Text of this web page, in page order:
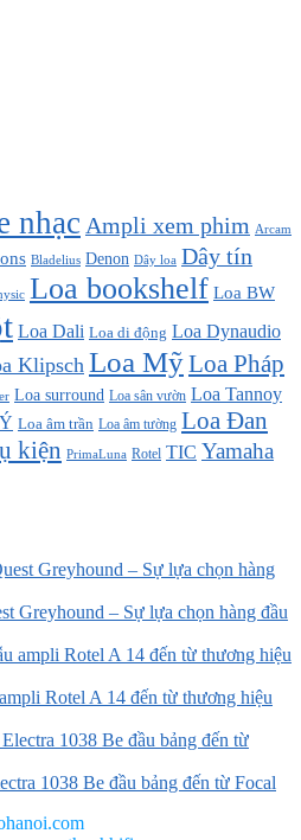
nhạc Ampli xem phim Arcam
Bladelius Denon Dây loa Dây tín
Loa bookshelf Loa BW
Loa Dali Loa di động Loa Dynaudio
Klipsch Loa MỹLoa Pháp
Loa surround Loa sân vườn Loa Tannoy
Loa âm trần Loa âm tường Loa Đan
kiện PrimaLuna Rotel TIC Yamaha
Greyhound – Sự lựa chọn hàng đầu
Rotel A 14 đến từ thương hiệu
1038 Be đầu bảng đến từ Focal